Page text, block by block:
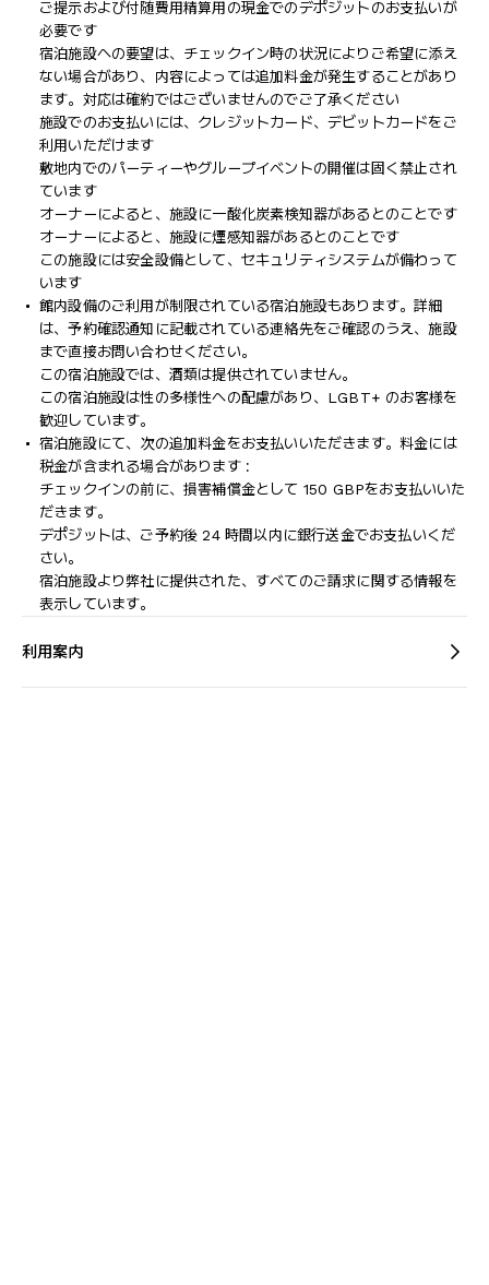
ご提示および付随費用精算用の現金でのデポジットのお支払いが
必要です
宿泊施設への要望は、チェックイン時の状況によりご希望に添え
ない場合があり、内容によっては追加料金が発生することがあり
ます。対応は確約ではございませんのでご了承ください
施設でのお支払いには、クレジットカード、デビットカードをご
利用いただけます
敷地内でのパーティーやグループイベントの開催は固く禁止され
ています
オーナーによると、施設に一酸化炭素検知器があるとのことです
オーナーによると、施設に煙感知器があるとのことです
この施設には安全設備として、セキュリティシステムが備わって
います
館内設備のご利用が制限されている宿泊施設もあります。詳細
は、予約確認通知に記載されている連絡先をご確認のうえ、施設
まで直接お問い合わせください。
この宿泊施設では、酒類は提供されていません。
この宿泊施設は性の多様性への配慮があり、LGBT+ のお客様を
歓迎しています。
宿泊施設にて、次の追加料金をお支払いいただきます。料金には
税金が含まれる場合があります :
チェックインの前に、損害補償金として 150 GBPをお支払いいた
だきます。
デポジットは、ご予約後 24 時間以内に銀行送金でお支払いくだ
さい。
宿泊施設より弊社に提供された、すべてのご請求に関する情報を
表示しています。
利用案内